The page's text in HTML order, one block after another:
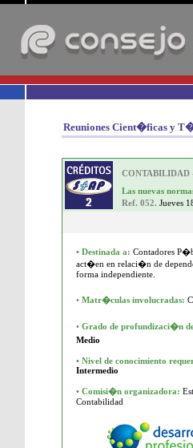
Reuniones Cient�ficas y
Las nuevas
Ref. 052. Jueves
• Destinada a: Contadores
act�en en relaci�n de
forma independiente.
• Matr�culas involucradas:
• Grado de profundizaci�n
Medio
• Nivel de conocimiento
Intermedio
• Comisi�n organizadora:
Contabilidad